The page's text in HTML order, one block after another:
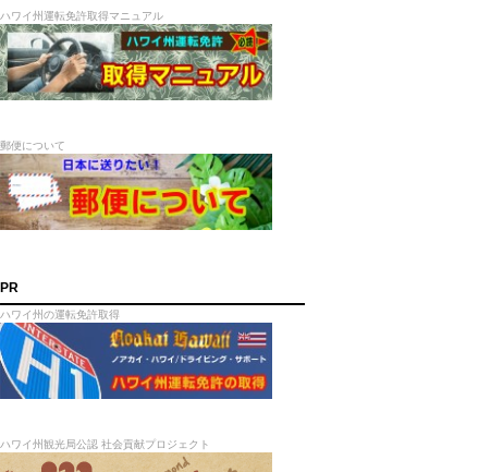
ハワイ州運転免許取得マニュアル
郵便について
PR
ハワイ州の運転免許取得
ハワイ州観光局公認 社会貢献プロジェクト